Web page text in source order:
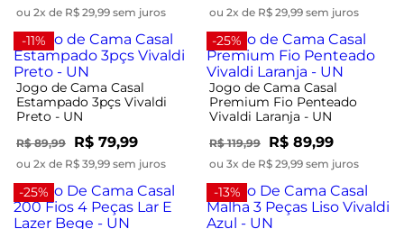
ou 2x de R$ 29,99 sem juros ou 2x de R$ 29,99 sem juros
-11%
Jogo de Cama Casal
Estampado 3pçs Vivaldi
Preto - UN
R$ 89,99 R$ 79,99
ou 2x de R$ 39,99 sem juros
-25%
Jogo de Cama Casal
Premium Fio Penteado
Vivaldi Laranja - UN
R$ 119,99 R$ 89,99
ou 3x de R$ 29,99 sem juros
-25% -13%